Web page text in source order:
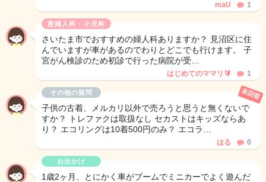
maU 1
産婦人科・小児科
さいたま市でおすすめの婦人科ありますか？ 見沼区に住
んでいますが車があるのでわりとどこでも行けます。 子
宮がん検診のため初診で行った病院が受…
はじめてのママリ🔰 1
その他の疑問
子供の古着、メルカリ以外で売ろうと思うと無くないで
すか？ トレファクは取扱なし セカストはキッズならあ
り？ エコリングは10着500円のみ？ エコラ…
未回答
はる 0
お出かけ
1歳2ヶ月、とにかく車がブームでミニカーでよく遊んだ